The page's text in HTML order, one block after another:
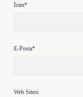
İsim*
E-Posta*
Web Sitesi